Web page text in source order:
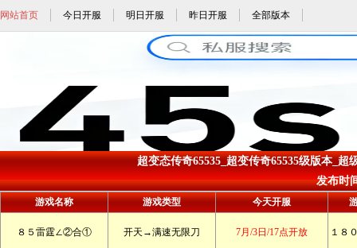
网站首页 今日开服 明日开服 昨日开服 全部版本
超变态传奇65535_超变传奇65535级版本_超
发布时
游戏名称 游戏类型 今天开服
８５雷霆∠②合① 开天→满速无限刀 7月/3日/17点开放 １８